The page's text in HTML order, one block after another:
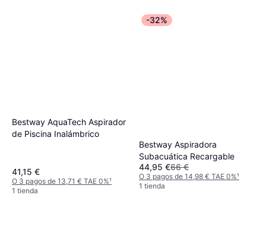
Bestway AquaTech Aspirador
de Piscina Inalámbrico
41,15 €
O 3 pagos de 13,71 € TAE 0%¹
1 tienda
-32%
Bestway Aspiradora
Subacuática Recargable
44,95 €66 €
O 3 pagos de 14,98 € TAE 0%¹
1 tienda